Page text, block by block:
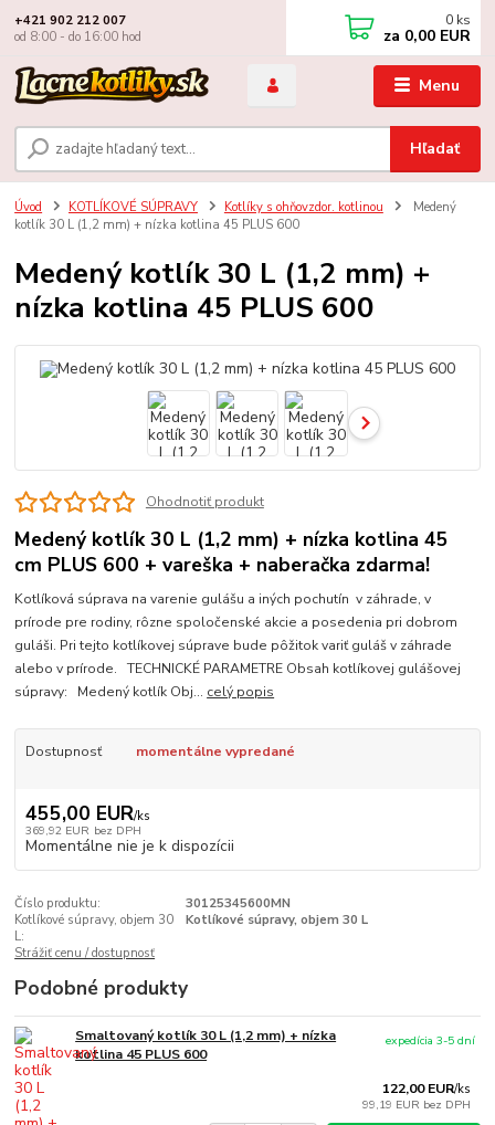
Menu
Hľadať
+421 902 212 007
od 8:00 - do 16:00 hod
0 ks
za 0,00 EUR
Úvod KOTLÍKOVÉ SÚPRAVY Kotlíky s ohňovzdor. kotlinou
Medený
kotlík 30 L (1,2 mm) + nízka kotlina 45 PLUS 600
Medený kotlík 30 L (1,2 mm) +
nízka kotlina 45 PLUS 600
Ohodnotiť produkt
Medený kotlík 30 L (1,2 mm) + nízka kotlina 45
cm PLUS 600 + vareška + naberačka zdarma!
Kotlíková súprava na varenie gulášu a iných pochutín v záhrade, v
prírode pre rodiny, rôzne spoločenské akcie a posedenia pri dobrom
guláši. Pri tejto kotlíkovej súprave bude pôžitok variť guláš v záhrade
alebo v prírode. TECHNICKÉ PARAMETRE Obsah kotlíkovej gulášovej
súpravy: Medený kotlík Obj... celý popis
Dostupnosť momentálne vypredané
455,00 EUR/ks
369,92 EUR bez DPH
Momentálne nie je k dispozícii
Číslo produktu:
30125345600MN
Kotlíkové súpravy, objem 30
L:
Kotlíkové súpravy, objem 30 L
Strážiť cenu / dostupnosť
Podobné produkty
Smaltovaný kotlík 30 L (1,2 mm) + nízka
kotlina 45 PLUS 600
122,00 EUR/ks
99,19 EUR bez DPH
expedícia 3-5 dní